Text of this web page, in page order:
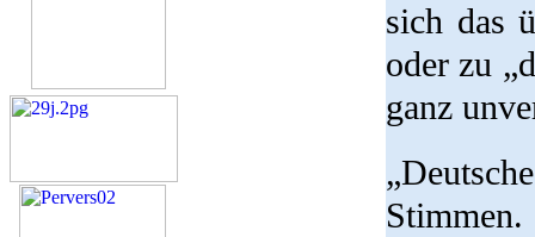
sich das
oder zu
ganz